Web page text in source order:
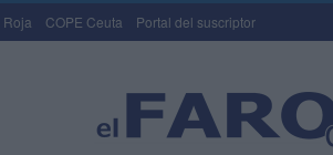
Roja COPE Ceuta Portal del suscriptor